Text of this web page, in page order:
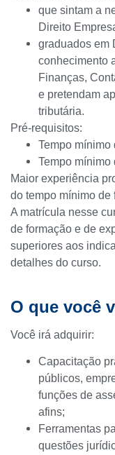
que sintam a
Direito
graduados em
conhecimento
Finanças,
e pretendam
tributária.
Pré-requisitos:
Tempo
Tempo
Maior experiência
do tempo mínimo de
A matrícula nesse
de formação e de
superiores aos
detalhes do curso.
O que você
Você irá adquirir:
Capacitação
públicos,
funções de
afins;
Ferramentas
questões